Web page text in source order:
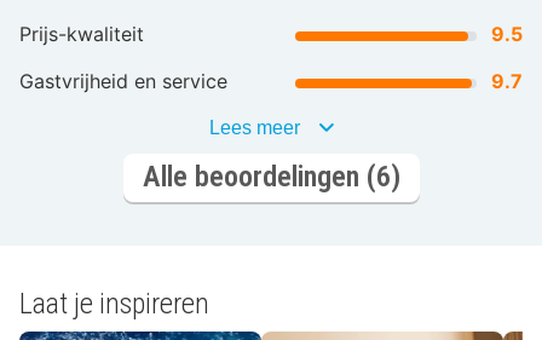
Prijs-kwaliteit
9.5
Gastvrijheid en service
9.7
Lees meer
Alle beoordelingen (6)
Laat je inspireren